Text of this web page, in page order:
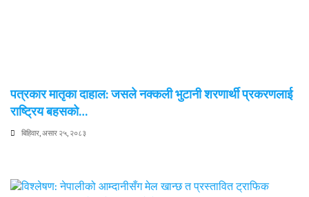
पत्रकार मातृका दाहाल: जसले नक्कली भुटानी शरणार्थी प्रकरणलाई
राष्ट्रिय बहसको…
बिहिवार, असार २५, २०८३